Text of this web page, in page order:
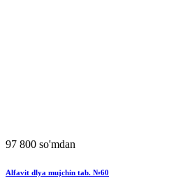
97 800 so'mdan
Alfavit dlya mujchin tab. №60